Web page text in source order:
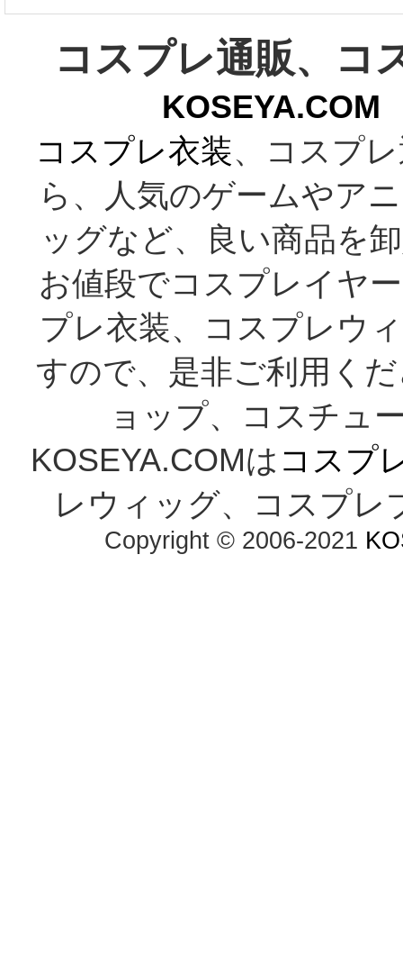
コスプレ通販、コ
コスプレ衣装、コスプ
ら、人気のゲームやア
ッグなど、良い商品を
お値段でコスプレイヤ
プレ衣装、コスプレウ
すので、是非ご利用く
ョップ、コスチュ
KOSEYA.COMは コスプ
レウィッグ、コスプレ
Copyright © 2006-2021